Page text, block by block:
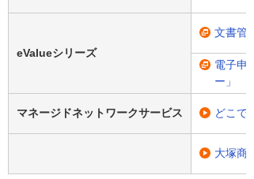
eValueシリーズ
文書管
電子申
ー」
マネージドネットワークサービス どこで
大塚商